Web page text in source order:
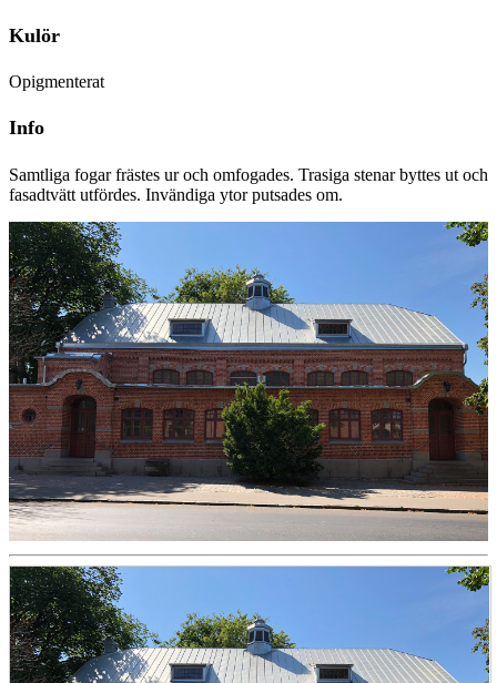
Kulör
Opigmenterat
Info
Samtliga fogar frästes ur och omfogades. Trasiga stenar byttes ut och
fasadtvätt utfördes. Invändiga ytor putsades om.